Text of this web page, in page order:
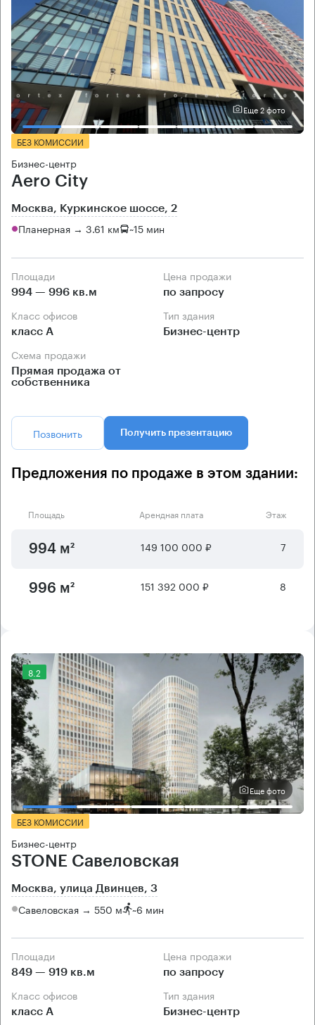
Еще 2 фото
БЕЗ КОМИССИИ
Бизнес-центр
Aero City
Москва, Куркинское шоссе, 2
Планерная → 3.61 км ~15 мин
Площади
994 — 996 кв.м
Цена продажи
по запросу
Класс офисов
класс А
Тип здания
Бизнес-центр
Схема продажи
Прямая продажа от
собственника
Позвонить Получить презентацию
Предложения по продаже в этом здании:
Площадь Арендная плата Этаж
994 м² 149 100 000 ₽ 7
996 м² 151 392 000 ₽ 8
8.2
Еще фото
БЕЗ КОМИССИИ
Бизнес-центр
STONE Савеловская
Москва, улица Двинцев, 3
Савеловская → 550 м ~6 мин
Площади
849 — 919 кв.м
Цена продажи
по запросу
Класс офисов
класс А
Тип здания
Бизнес-центр